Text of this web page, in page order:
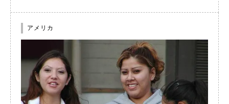
アメリカ